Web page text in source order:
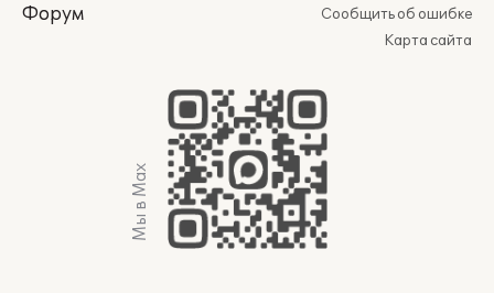
Форум
Сообщить об ошибке
Карта сайта
Мы в Max